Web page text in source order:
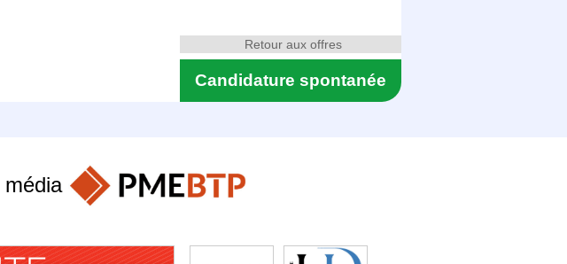
Candidature spontanée
Retour aux offres
média